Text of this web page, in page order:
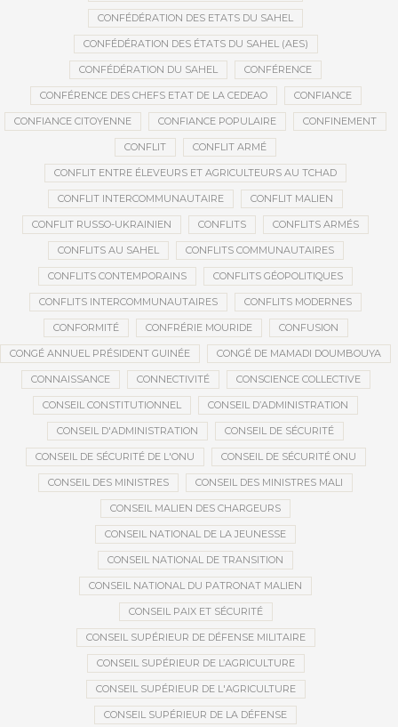
CONFÉDÉRATION DES ETATS DU SAHEL
CONFÉDÉRATION DES ÉTATS DU SAHEL (AES)
CONFÉDÉRATION DU SAHEL CONFÉRENCE
CONFÉRENCE DES CHEFS ETAT DE LA CEDEAO CONFIANCE
CONFIANCE CITOYENNE CONFIANCE POPULAIRE CONFINEMENT
CONFLIT CONFLIT ARMÉ
CONFLIT ENTRE ÉLEVEURS ET AGRICULTEURS AU TCHAD
CONFLIT INTERCOMMUNAUTAIRE CONFLIT MALIEN
CONFLIT RUSSO-UKRAINIEN CONFLITS CONFLITS ARMÉS
CONFLITS AU SAHEL CONFLITS COMMUNAUTAIRES
CONFLITS CONTEMPORAINS CONFLITS GÉOPOLITIQUES
CONFLITS INTERCOMMUNAUTAIRES CONFLITS MODERNES
CONFORMITÉ CONFRÉRIE MOURIDE CONFUSION
CONGÉ ANNUEL PRÉSIDENT GUINÉE CONGÉ DE MAMADI DOUMBOUYA
CONNAISSANCE CONNECTIVITÉ CONSCIENCE COLLECTIVE
CONSEIL CONSTITUTIONNEL CONSEIL D’ADMINISTRATION
CONSEIL D'ADMINISTRATION CONSEIL DE SÉCURITÉ
CONSEIL DE SÉCURITÉ DE L'ONU CONSEIL DE SÉCURITÉ ONU
CONSEIL DES MINISTRES CONSEIL DES MINISTRES MALI
CONSEIL MALIEN DES CHARGEURS
CONSEIL NATIONAL DE LA JEUNESSE
CONSEIL NATIONAL DE TRANSITION
CONSEIL NATIONAL DU PATRONAT MALIEN
CONSEIL PAIX ET SÉCURITÉ
CONSEIL SUPÉRIEUR DE DÉFENSE MILITAIRE
CONSEIL SUPÉRIEUR DE L’AGRICULTURE
CONSEIL SUPÉRIEUR DE L'AGRICULTURE
CONSEIL SUPÉRIEUR DE LA DÉFENSE